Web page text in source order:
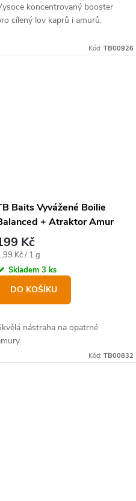
koncentrovaný booster
cílený lov kaprů i amurů.
Kód: TB00926
Baits Vyvážené Boilie
+ Atraktor Amur
g 20 mm
Kč
Kč / 1 g
Skladem 3 ks
DO KOŠÍKU
nástraha na opatrné
Kód: TB00832